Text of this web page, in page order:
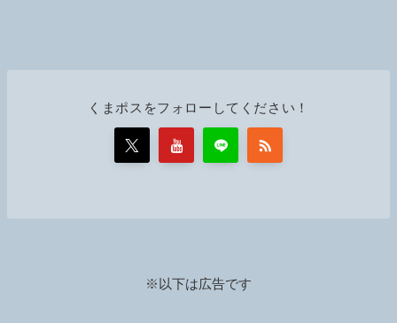
くまポスをフォローしてください！
※以下は広告です